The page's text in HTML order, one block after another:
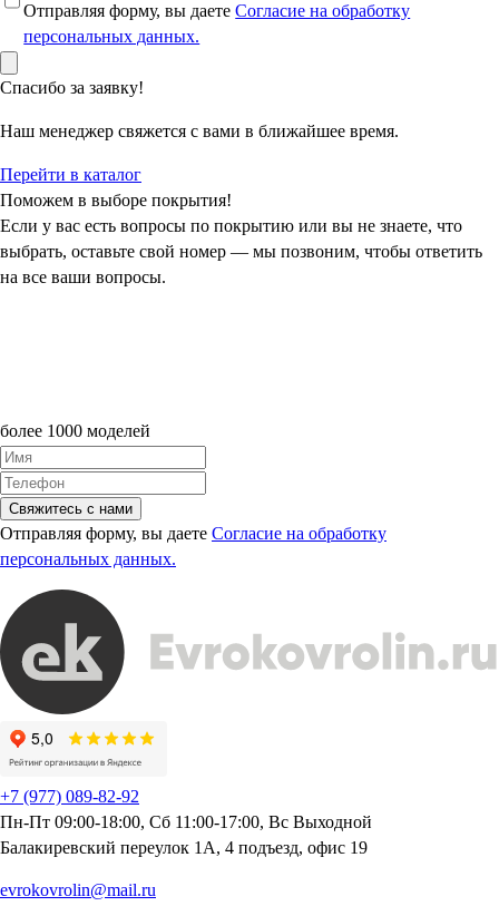
Отправляя форму, вы даетеСогласие на обработку
персональных данных.
Спасибо за заявку!
Наш менеджер свяжется с вами в ближайшее время.
Перейти в каталог
Поможем в выборе покрытия!
Если у вас есть вопросы по покрытию или вы не знаете, что
выбрать, оставьте свой номер — мы позвоним, чтобы ответить
на все ваши вопросы.
более 1000 моделей
Свяжитесь с нами
Отправляя форму, вы даете Согласие на обработку
персональных данных.
+7 (977) 089-82-92
Пн-Пт 09:00-18:00, Сб 11:00-17:00, Вс Выходной
Балакиревский переулок 1А, 4 подъезд, офис 19
evrokovrolin@mail.ru